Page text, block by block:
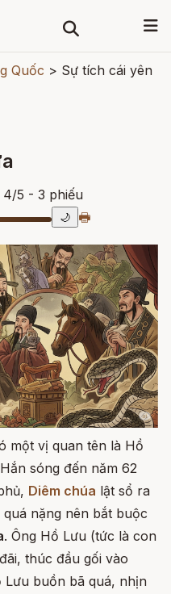
Quốc > Sự tích cái yên
4/5 - 3 phiếu
🌙 🖶
một vị quan tên là Hồ
sóng đến năm 62
Diêm chúa lật sổ ra
nặng nên bắt buộc
. Ông Hồ Lưu (tức là con
thúc đầu gối vào
Lưu buồn bã quá, nhịn